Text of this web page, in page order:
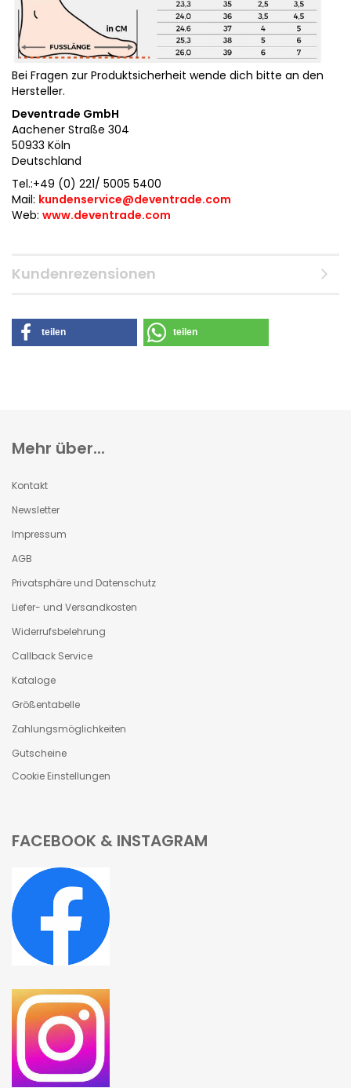
Bei Fragen zur Produktsicherheit wende dich bitte an den
Hersteller.
Deventrade GmbH
Aachener Straße 304
50933 Köln
Deutschland
Tel.:+49 (0) 221/ 5005 5400
Mail: kundenservice@deventrade.com
Web: www.deventrade.com
Kundenrezensionen
teilen teilen
Mehr über...
Kontakt
Newsletter
Impressum
AGB
Privatsphäre und Datenschutz
Liefer- und Versandkosten
Widerrufsbelehrung
Callback Service
Kataloge
Größentabelle
Zahlungsmöglichkeiten
Gutscheine
Cookie Einstellungen
FACEBOOK & INSTAGRAM